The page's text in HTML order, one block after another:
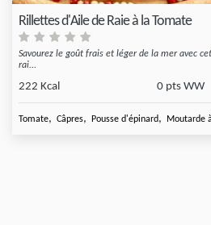
Rillettes d'Aile de Raie à la Tomate
Savourez le goût frais et léger de la mer avec
rai...
222 Kcal 0 pts WW
Tomate, Câpres, Pousse d'épinard, Moutarde